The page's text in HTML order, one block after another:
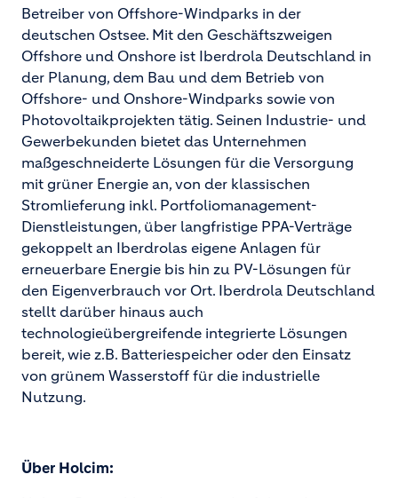
Betreiber von Offshore-Windparks in der
deutschen Ostsee. Mit den Geschäftszweigen
Offshore und Onshore ist Iberdrola Deutschland in
der Planung, dem Bau und dem Betrieb von
Offshore- und Onshore-Windparks sowie von
Photovoltaikprojekten tätig. Seinen Industrie- und
Gewerbekunden bietet das Unternehmen
maßgeschneiderte Lösungen für die Versorgung
mit grüner Energie an, von der klassischen
Stromlieferung inkl. Portfoliomanagement-
Dienstleistungen, über langfristige PPA-Verträge
gekoppelt an Iberdrolas eigene Anlagen für
erneuerbare Energie bis hin zu PV-Lösungen für
den Eigenverbrauch vor Ort. Iberdrola Deutschland
stellt darüber hinaus auch
technologieübergreifende integrierte Lösungen
bereit, wie z.B. Batteriespeicher oder den Einsatz
von grünem Wasserstoff für die industrielle
Nutzung.
Über Holcim: